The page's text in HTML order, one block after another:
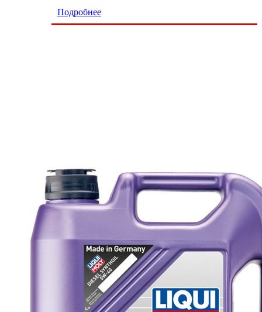
Подробнее
12 350 тг.
Масло моторное LIQUI MOLY
SYNTHOIL-HT 5w40 1л 1855